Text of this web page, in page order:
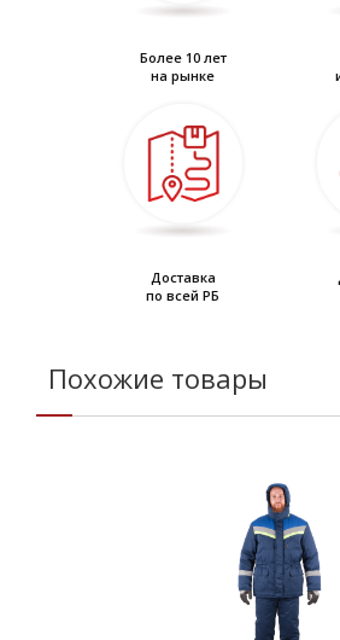
Более 10 лет
на рынке
Доставка
по всей РБ
Похожие товары